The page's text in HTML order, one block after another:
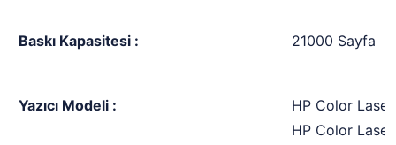
Baskı Kapasitesi : 21000 Sayfa
Yazıcı Modeli :
HP Color
HP Color